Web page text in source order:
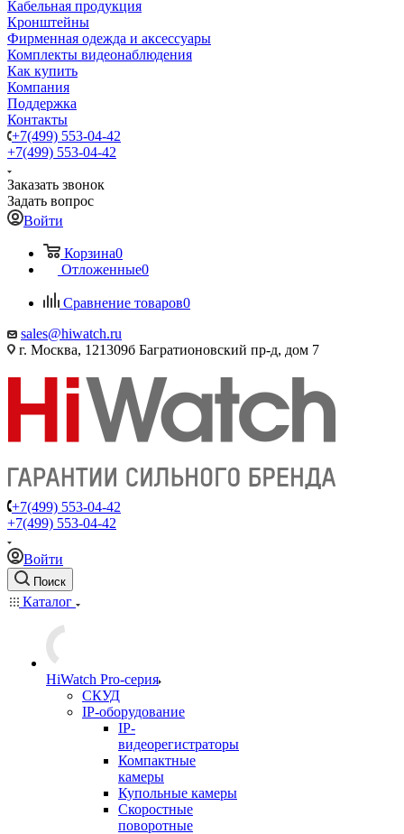
Кабельная продукция
Кронштейны
Фирменная одежда и аксессуары
Комплекты видеонаблюдения
Как купить
Компания
Поддержка
Контакты
+7(499) 553-04-42
+7(499) 553-04-42
Заказать звонок
Задать вопрос
Войти
Корзина0
Отложенные0
Сравнение товаров0
sales@hiwatch.ru
г. Москва, 121309б Багратионовский пр-д, дом 7
+7(499) 553-04-42
+7(499) 553-04-42
Войти
Поиск
Каталог
HiWatch Pro-серия
CКУД
IP-оборудование
IP-
видеорегистраторы
Компактные
камеры
Купольные камеры
Скоростные
поворотные